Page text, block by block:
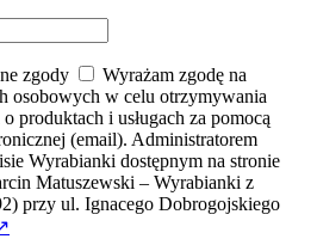
zgody
Wyrażam zgodę na
osobowych w celu otrzymywania
produktach i usługach za pomocą
(email). Administratorem
Wyrabianki dostępnym na stronie
Matuszewski – Wyrabianki z
przy ul. Ignacego Dobrogojskiego